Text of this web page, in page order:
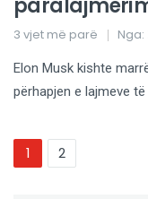
3 vjet më parë Nga:
Elon Musk kishte
përhapjen e lajmeve
1 2